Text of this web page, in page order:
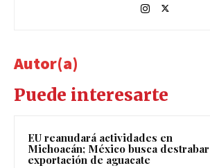
Autor(a)
Puede interesarte
EU reanudará actividades en
Michoacán; México busca destrabar
exportación de aguacate